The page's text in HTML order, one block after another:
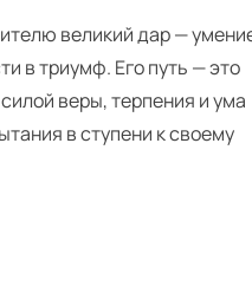
великий дар —
в триумф. Его путь — это
веры, терпения и ума
в ступени к своему